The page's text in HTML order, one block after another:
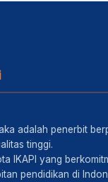
adalah penerbit
tinggi.
IKAPI yang
pendidikan di